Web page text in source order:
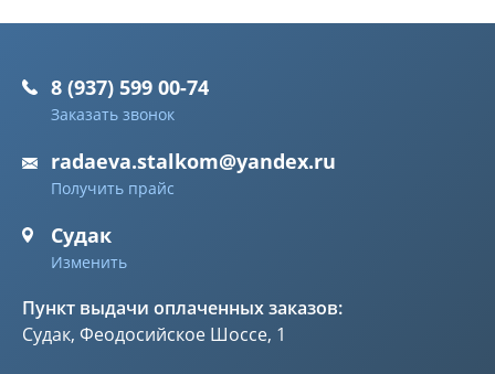
8 (937) 599 00-74
Заказать звонок
radaeva.stalkom@yandex.ru
Получить прайс
Судак
Изменить
Пункт выдачи оплаченных заказов:
Судак, Феодосийское Шоссе, 1